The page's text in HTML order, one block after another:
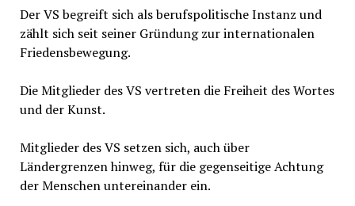
Der VS begreift sich als berufspolitische Instanz und
zählt sich seit seiner Gründung zur internationalen
Friedensbewegung.
Die Mitglieder des VS vertreten die Freiheit des Wortes
und der Kunst.
Mitglieder des VS setzen sich, auch über
Ländergrenzen hinweg, für die gegenseitige Achtung
der Menschen untereinander ein.